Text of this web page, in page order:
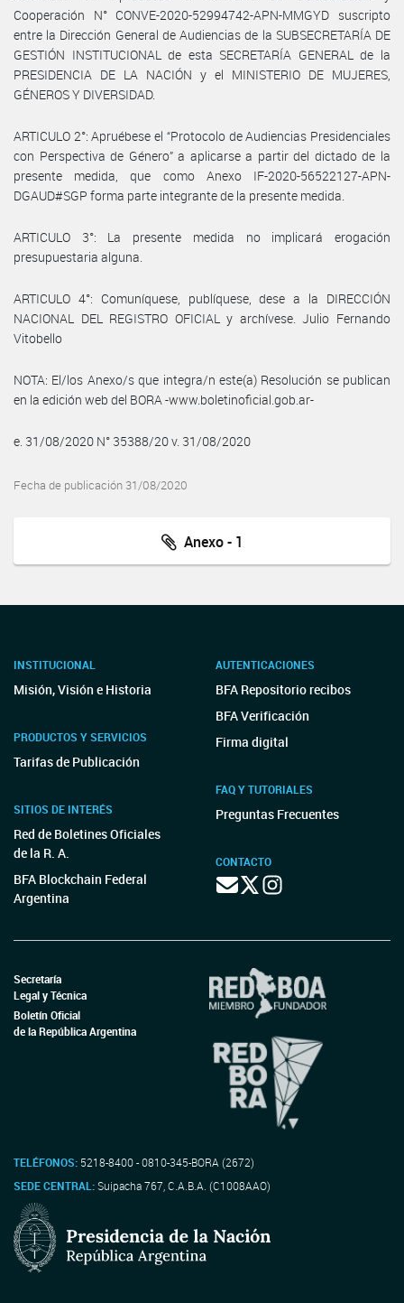
Cooperación N° CONVE-2020-52994742-APN-MMGYD suscripto
entre la Dirección General de Audiencias de la SUBSECRETARÍA DE
GESTIÓN INSTITUCIONAL de esta SECRETARÍA GENERAL de la
PRESIDENCIA DE LA NACIÓN y el MINISTERIO DE MUJERES,
GÉNEROS Y DIVERSIDAD.
ARTICULO 2°: Apruébese el “Protocolo de Audiencias Presidenciales
con Perspectiva de Género” a aplicarse a partir del dictado de la
presente medida, que como Anexo IF-2020-56522127-APN-
DGAUD#SGP forma parte integrante de la presente medida.
ARTICULO 3°: La presente medida no implicará erogación
presupuestaria alguna.
ARTICULO 4°: Comuníquese, publíquese, dese a la DIRECCIÓN
NACIONAL DEL REGISTRO OFICIAL y archívese. Julio Fernando
Vitobello
NOTA: El/los Anexo/s que integra/n este(a) Resolución se publican
en la edición web del BORA -www.boletinoficial.gob.ar-
e. 31/08/2020 N° 35388/20 v. 31/08/2020
Fecha de publicación 31/08/2020
Anexo - 1
INSTITUCIONAL
Misión, Visión e Historia
PRODUCTOS Y SERVICIOS
Tarifas de Publicación
SITIOS DE INTERÉS
Red de Boletines Oficiales
de la R. A.
BFA Blockchain Federal
Argentina
AUTENTICACIONES
BFA Repositorio recibos
BFA Verificación
Firma digital
FAQ Y TUTORIALES
Preguntas Frecuentes
CONTACTO
Secretaría
Legal y Técnica
Boletín Oficial
de la República Argentina
TELÉFONOS: 5218-8400 - 0810-345-BORA (2672)
SEDE CENTRAL:Suipacha 767, C.A.B.A. (C1008AAO)